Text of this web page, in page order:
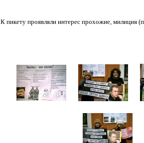
К пикету проявляли интерес прохожие, милиция